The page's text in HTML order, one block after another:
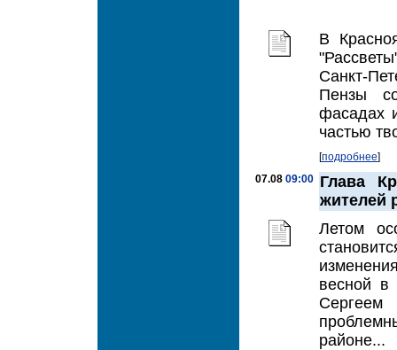
В
Санкт-
Пензы
фасадах
частью
[подробнее]
07.08 09:00 Глава
жителей
Летом
весной в
районе...